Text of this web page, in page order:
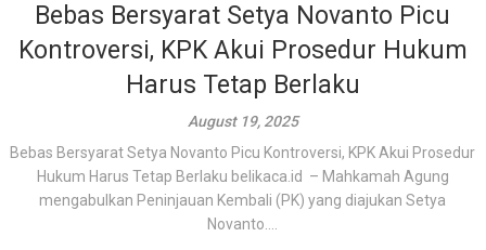
Bebas Bersyarat Setya Novanto Picu
Kontroversi, KPK Akui Prosedur Hukum
Harus Tetap Berlaku
August 19, 2025
Bebas Bersyarat Setya Novanto Picu Kontroversi, KPK Akui Prosedur
Hukum Harus Tetap Berlaku belikaca.id – Mahkamah Agung
mengabulkan Peninjauan Kembali (PK) yang diajukan Setya
Novanto....